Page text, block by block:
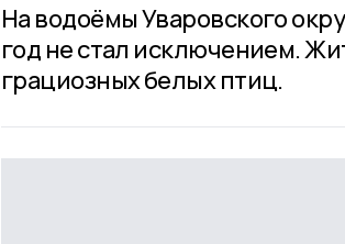
На водоёмы Уваровского
год не стал исключением.
грациозных белых птиц.